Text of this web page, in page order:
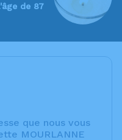
de 87
que nous vous
MOURLANNE